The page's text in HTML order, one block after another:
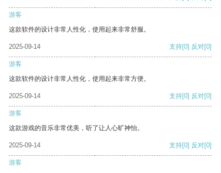
游客
这款软件的设计非常人性化，使用起来非常舒服。
2025-09-14 支持[0] 反对[0]
游客
这款软件的设计非常人性化，使用起来非常方便。
2025-09-14 支持[0] 反对[0]
游客
这款游戏的音乐非常优美，听了让人心旷神怡。
2025-09-14 支持[0] 反对[0]
游客